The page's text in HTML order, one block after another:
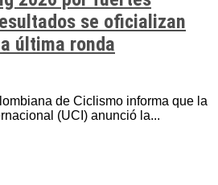
se oficializan
última ronda
de Ciclismo informa que la
(UCI) anunció la...